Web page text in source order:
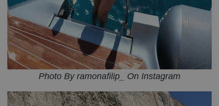
Photo By ramonafilip_ On Instagram